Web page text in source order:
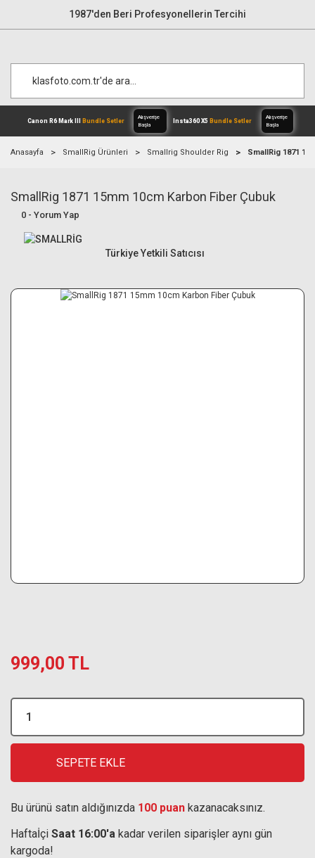
1987'den Beri Profesyonellerin Tercihi
Canon R6 Mark III Bundle Setler
Alışverişe
Anasayfa SmallRig Ürünleri Smallrig Shoulder Rig SmallRig 1871
SmallRig 1871 15mm 10cm Karbon Fiber Çubuk
0 - Yorum Yap
Türkiye Yetkili Satıcısı
999,00 TL
SEPETE EKLE
Bu ürünü satın aldığınızda 100 puan kazanacaksınız.
Haftaİçi Saat 16:00'a kadar verilen siparişler aynı gün
kargoda!